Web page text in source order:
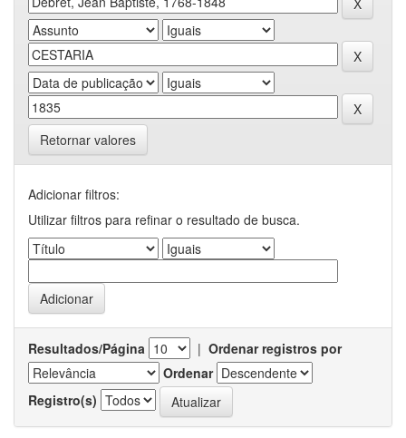
Retornar valores
Adicionar filtros:
Utilizar filtros para refinar o resultado de busca.
Resultados/Página | Ordenar registros por
Ordenar
Registro(s)